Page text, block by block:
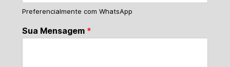
Preferencialmente com WhatsApp
Sua Mensagem *